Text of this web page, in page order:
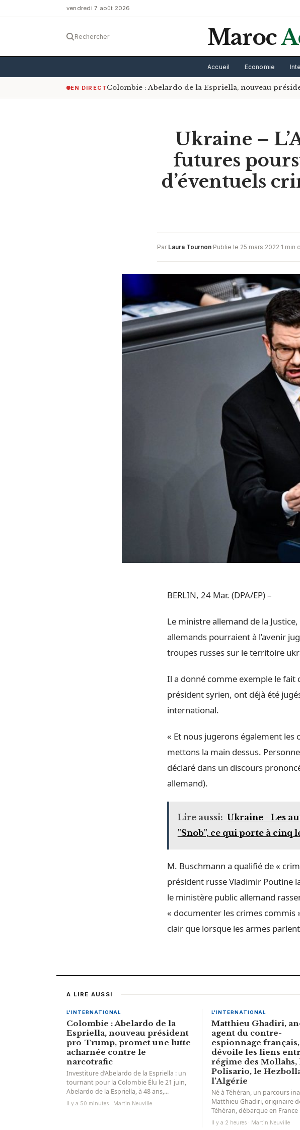
vendredi 7 août 2026
Rechercher Maroc
Accueil Economie
EN DIRECT Colombie : Abelardo de la Espriella, nouveau
Ukraine –
futures
d’éventuels
Par Laura Tournon·Publie le 25 mars 2022·1 min
BERLIN, 24 Mar. (DPA/EP) –
Le ministre allemand de la
allemands pourraient à l’avenir
troupes russes sur le territoire
Il a donné comme exemple le fait
président syrien, ont déjà été
international.
« Et nous jugerons également les
mettons la main dessus.
déclaré dans un discours
allemand).
Lire aussi: Ukraine - Les
"Snob", ce qui porte à cinq
M. Buschmann a qualifié de «
président russe Vladimir Poutine
le ministère public allemand
« documenter les crimes commis
clair que lorsque les armes
A LIRE AUSSI
L'INTERNATIONAL
Colombie : Abelardo de la
Espriella, nouveau président
pro-Trump, promet une lutte
acharnée contre le
narcotrafic
Investiture d’Abelardo de la Espriella : un
tournant pour la Colombie Élu le 21 juin,
Abelardo de la Espriella, à 48 ans,...
Il y a 50 minutes · Martin Neuville
L'INTERNATIONAL
Matthieu Ghadiri,
agent du contre-
espionnage français,
dévoile les liens
régime des Mollahs,
Polisario, le
l’Algérie
Né à Téhéran, un parcours
Matthieu Ghadiri, originaire
Téhéran, débarque en
poursuivre ses études
Il y a 2 heures · Martin Neuville